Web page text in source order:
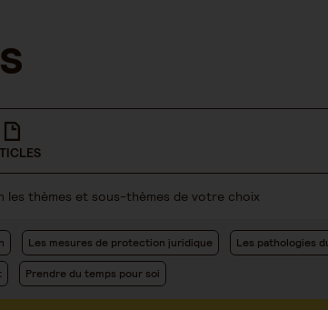
thèmes et sous-thèmes de votre choix
Prendre du temps pour soi
Les mesures de protection juridique Les pathologies